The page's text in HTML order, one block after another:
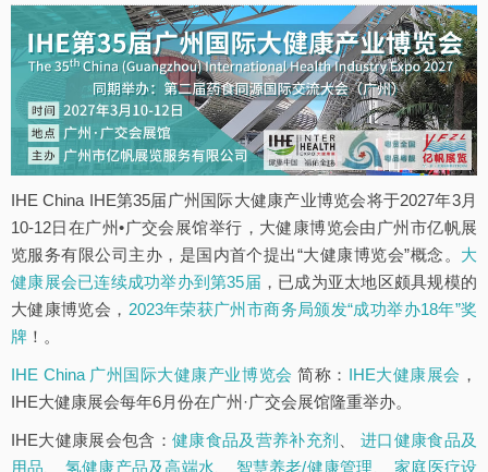
IHE China IHE第35届广州国际大健康产业博览会将于2027年3月
10-12日在广州•广交会展馆举行，大健康博览会由广州市亿帆展
览服务有限公司主办，是国内首个提出“大健康博览会”概念。 大
健康展会已连续成功举办到第35届 ，已成为亚太地区颇具规模的
大健康博览会， 2023年荣获广州市商务局颁发“成功举办18年”奖
牌 ！。
IHE China 广州国际大健康产业博览会 简称： IHE大健康展会 ，
IHE大健康展会每年6月份在广州·广交会展馆隆重举办。
IHE大健康展会包含： 健康食品及营养补充剂 、进口健康食品及
用品
氢健康产品及高端水 智慧养老/健康管理 、家庭医疗设